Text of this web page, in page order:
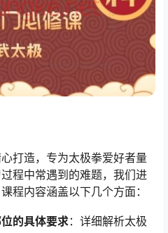
打造，专为太极拳爱好者量
程中常遇到的难题，我们进
程内容涵盖以下几个方面：
的具体要求：详细解析太极